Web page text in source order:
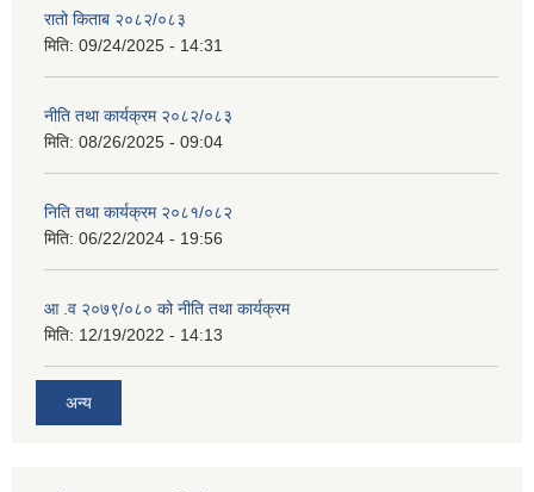
रातो किताब २०८२/०८३
मिति: 09/24/2025 - 14:31
नीति तथा कार्यक्रम २०८२/०८३
मिति: 08/26/2025 - 09:04
निति तथा कार्यक्रम २०८१/०८२
मिति: 06/22/2024 - 19:56
आ .व २०७९/०८० को नीति तथा कार्यक्रम
मिति: 12/19/2022 - 14:13
अन्य